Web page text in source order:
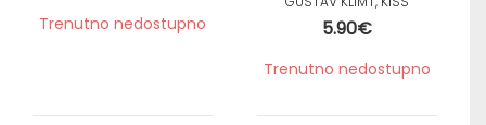
Trenutno nedostupno 5.90€
Trenutno nedostupno